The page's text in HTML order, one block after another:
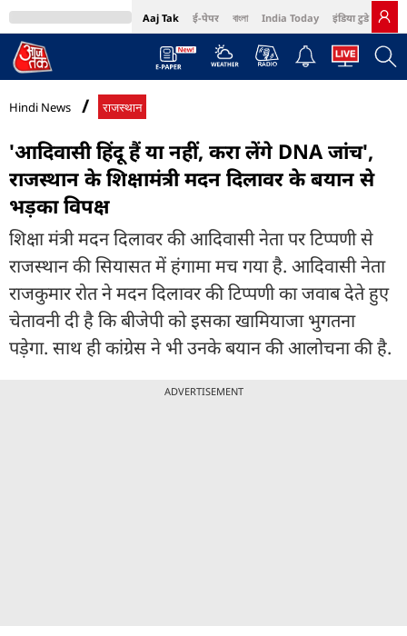
Aaj Tak ई-पेपर বাংলা India Today इंडिया टुडे हिंदी
MumbaiTak Cosmopolitan Harper's Bazaar Northeast
Hindi News राजस्थान
'आदिवासी हिंदू हैं या नहीं, करा लेंगे DNA जांच',
राजस्थान के शिक्षामंत्री मदन दिलावर के बयान से
भड़का विपक्ष
शिक्षा मंत्री मदन दिलावर की आदिवासी नेता पर टिप्पणी से
राजस्थान की सियासत में हंगामा मच गया है. आदिवासी नेता
राजकुमार रोत ने मदन दिलावर की टिप्पणी का जवाब देते हुए
चेतावनी दी है कि बीजेपी को इसका खामियाजा भुगतना
पड़ेगा. साथ ही कांग्रेस ने भी उनके बयान की आलोचना की है.
ADVERTISEMENT